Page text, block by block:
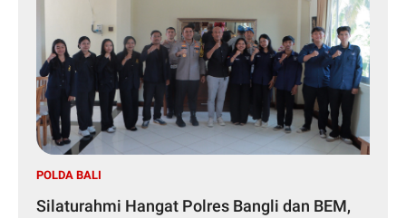
POLDA BALI
Silaturahmi Hangat Polres Bangli dan BEM,